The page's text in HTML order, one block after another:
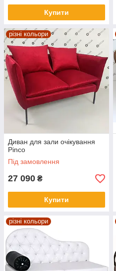
Купити
різні кольори
Диван для зали очікування
Pinco
Під замовлення
27 090 ₴
Купити
різні кольори